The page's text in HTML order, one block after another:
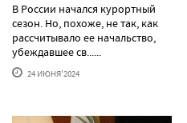
В России начался курортный
сезон. Но, похоже, не так, как
рассчитывало ее начальство,
убеждавшее св......
24 ИЮНЯ'2024